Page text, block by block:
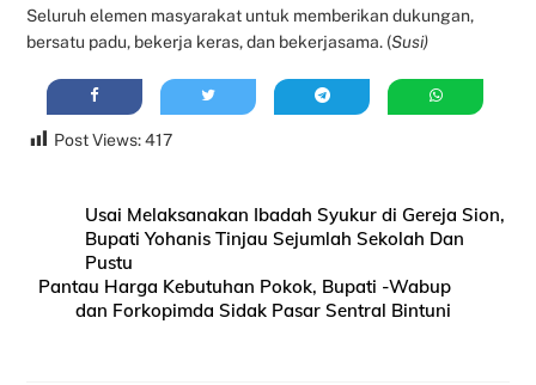
Seluruh elemen masyarakat untuk memberikan dukungan,
bersatu padu, bekerja keras, dan bekerjasama. (Susi)
Post Views: 417
Usai Melaksanakan Ibadah Syukur di Gereja Sion,
Bupati Yohanis Tinjau Sejumlah Sekolah Dan
Pustu
Pantau Harga Kebutuhan Pokok, Bupati -Wabup
dan Forkopimda Sidak Pasar Sentral Bintuni